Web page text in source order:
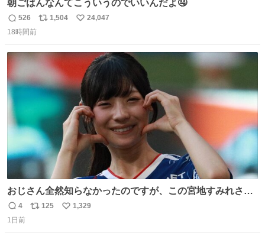
朝ごはんなんてこういうのでいいんだよ🤤
返
信
526
リ
ト
1,504
い
数
24,047
18時間前
おじさん全然知らなかったのですが、この宮地すみれさん
（日向坂46）はマリサポだったのですね。 カメラ目線でに
っこりしていただいたので撮影したものの、全然誰だか知
返
信
4
リ
125
い
1,329
1日前